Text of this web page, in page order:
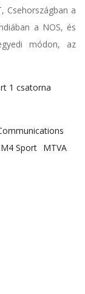
Csehországban a
a NOS, és
módon, az
1 csatorna
M4 Sport MTVA